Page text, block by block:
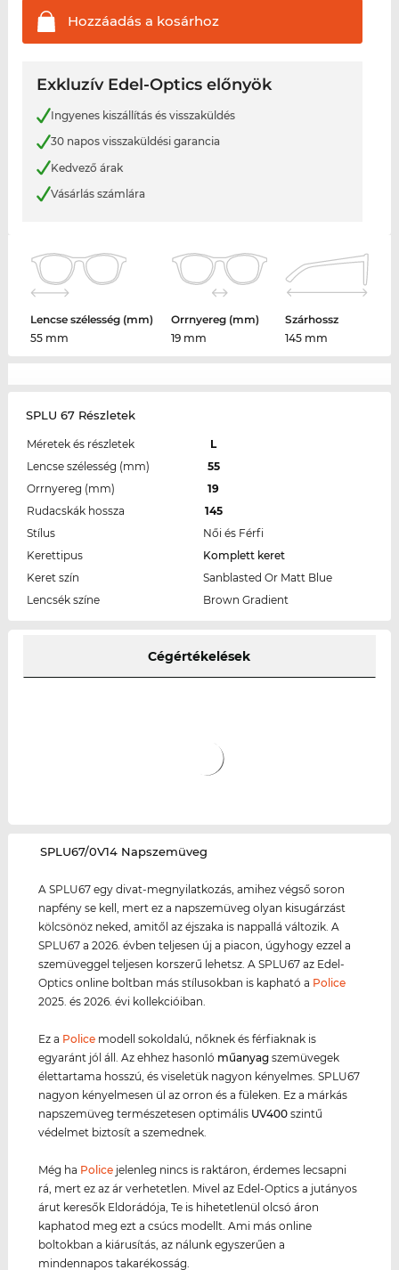
Hozzáadás a kosárhoz
Exkluzív Edel-Optics előnyök
Ingyenes kiszállítás és visszaküldés
30 napos visszaküldési garancia
Kedvező árak
Vásárlás számlára
Lencse szélesség (mm)
55 mm
Orrnyereg (mm)
19 mm
Szárhossz
145 mm
SPLU 67 Részletek
Méretek és részletek
L
Lencse szélesség (mm)
55
Orrnyereg (mm)
19
Rudacskák hossza
145
Stílus
Női és Férfi
Kerettipus
Komplett keret
Keret szín
Sanblasted Or Matt Blue
Lencsék színe
Brown Gradient
Cégértékelések
‌SPLU67/0V14 Napszemüveg
A SPLU67 egy divat-megnyilatkozás, amihez végső soron
napfény se kell, mert ez a napszemüveg olyan kisugárzást
kölcsönöz neked, amitől az éjszaka is nappallá változik. A
SPLU67 a 2026. évben teljesen új a piacon, úgyhogy ezzel a
szemüveggel teljesen korszerű lehetsz. A SPLU67 az Edel-
Optics online boltban más stílusokban is kapható a Police
2025. és 2026. évi kollekcióiban.
Ez a Police modell sokoldalú, nőknek és férfiaknak is
egyaránt jól áll. Az ehhez hasonló műanyag szemüvegek
élettartama hosszú, és viseletük nagyon kényelmes. SPLU67
nagyon kényelmesen ül az orron és a füleken. Ez a márkás
napszemüveg természetesen optimális UV400 szintű
védelmet biztosít a szemednek.
Még ha Police jelenleg nincs is raktáron, érdemes lecsapni
rá, mert ez az ár verhetetlen. Mivel az Edel-Optics a jutányos
árut keresők Eldorádója, Te is hihetetlenül olcsó áron
kaphatod meg ezt a csúcs modellt. Ami más online
boltokban a kiárusítás, az nálunk egyszerűen a
mindennapos takarékosság.